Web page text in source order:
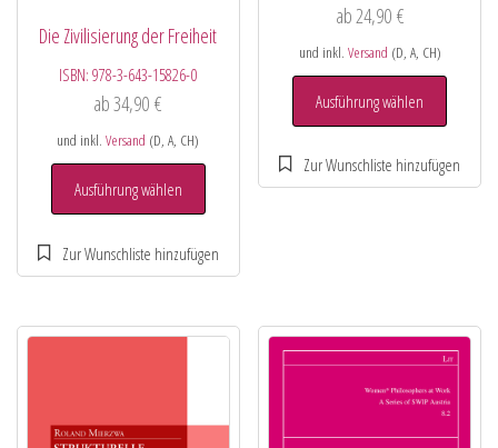
Die Zivilisierung der Freiheit
ISBN:978-3-643-15826-0
ab34,90€
und inkl.Versand (D, A, CH)
Ausführung wählen
ab 24,90 €
und inkl. Versand (D, A, CH)
Ausführung wählen